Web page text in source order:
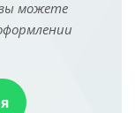
можете